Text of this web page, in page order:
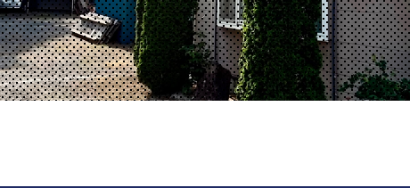
リリースの管理釣り場